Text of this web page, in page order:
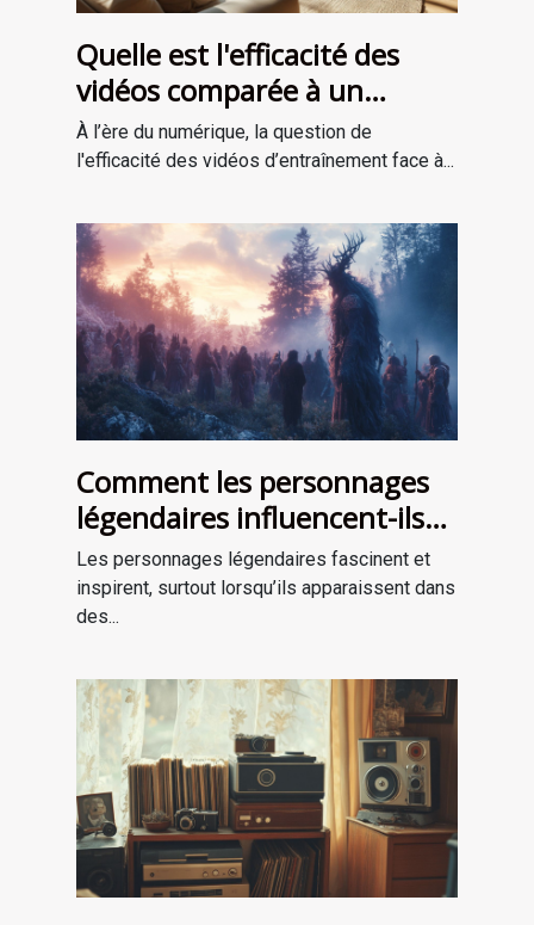
Quelle est l'efficacité des
vidéos comparée à un
entraînement en personne ?
À l’ère du numérique, la question de
l'efficacité des vidéos d’entraînement face à...
Comment les personnages
légendaires influencent-ils
les récits de survie ?
Les personnages légendaires fascinent et
inspirent, surtout lorsqu’ils apparaissent dans
des...